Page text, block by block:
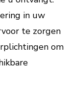
in uw
te zorgen
om